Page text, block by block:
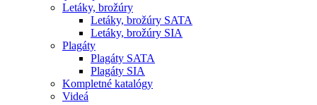
Letáky, brožúry
Letáky, brožúry SATA
Letáky, brožúry SIA
Plagáty
Plagáty SATA
Plagáty SIA
Kompletné katalógy
Videá